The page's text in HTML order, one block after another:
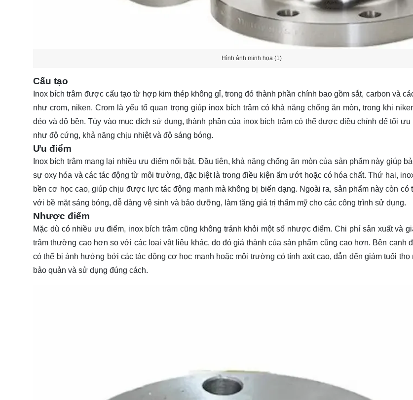
Hình ảnh minh họa (1)
Cấu tạo
Inox bích trâm được cấu tạo từ hợp kim thép không gỉ, trong đó thành phần chính bao gồm sắt, carbon và
như crom, niken. Crom là yếu tố quan trọng giúp inox bích trâm có khả năng chống ăn mòn, trong khi
dẻo và độ bền. Tùy vào mục đích sử dụng, thành phần của inox bích trâm có thể được điều chỉnh để tối ưu
như độ cứng, khả năng chịu nhiệt và độ sáng bóng.
Ưu điểm
Inox bích trâm mang lại nhiều ưu điểm nổi bật. Đầu tiên, khả năng chống ăn mòn của sản phẩm này giúp
sự oxy hóa và các tác động từ môi trường, đặc biệt là trong điều kiện ẩm ướt hoặc có hóa chất. Thứ hai,
bền cơ học cao, giúp chịu được lực tác động mạnh mà không bị biến dạng. Ngoài ra, sản phẩm này còn có
với bề mặt sáng bóng, dễ dàng vệ sinh và bảo dưỡng, làm tăng giá trị thẩm mỹ cho các công trình sử dụng.
Nhược điểm
Mặc dù có nhiều ưu điểm, inox bích trâm cũng không tránh khỏi một số nhược điểm. Chi phí sản xuất và
trâm thường cao hơn so với các loại vật liệu khác, do đó giá thành của sản phẩm cũng cao hơn. Bên cạnh
có thể bị ảnh hưởng bởi các tác động cơ học mạnh hoặc môi trường có tính axit cao, dẫn đến giảm tuổi
bảo quản và sử dụng đúng cách.